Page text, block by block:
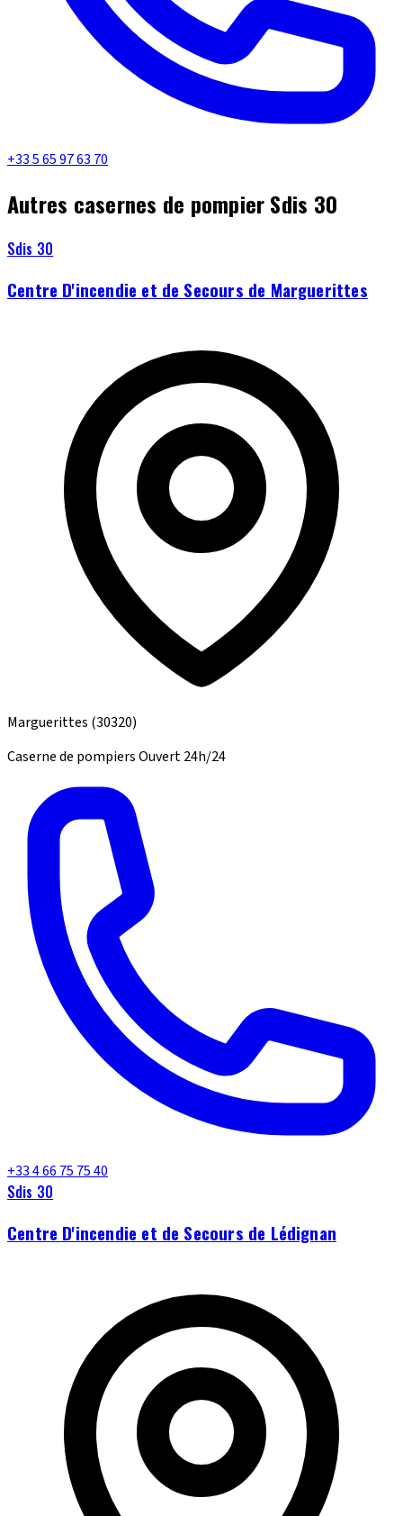
+33 5 65 97 63 70
Autres casernes de pompier Sdis 30
Sdis 30
Centre D'incendie et de Secours de Marguerittes
Marguerittes (30320)
Caserne de pompiersOuvert 24h/24
+33 4 66 75 75 40
Sdis 30
Centre D'incendie et de Secours de Lédignan